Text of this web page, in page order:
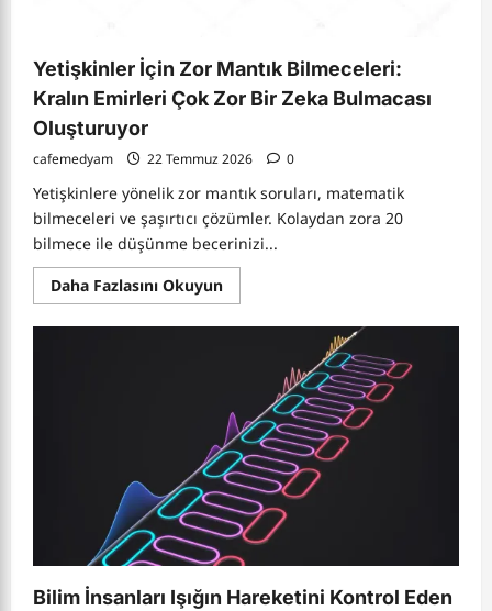
Yetişkinler İçin Zor Mantık Bilmeceleri:
Kralın Emirleri Çok Zor Bir Zeka Bulmacası
Oluşturuyor
cafemedyam 22 Temmuz 2026 0
Yetişkinlere yönelik zor mantık soruları, matematik
bilmeceleri ve şaşırtıcı çözümler. Kolaydan zora 20
bilmece ile düşünme becerinizi...
Daha Fazlasını OkuyunRead
more
Yetişkinler
Bilmeceleri:
Kralın
Emirleri
Çok
Zor
Bir
Zeka
Bulmacası
Oluşturuyor
Bilim İnsanları Işığın Hareketini Kontrol Eden